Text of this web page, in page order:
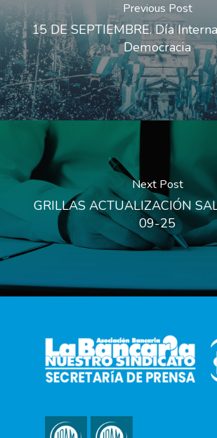
Previous Post
15 DE SEPTIEMBRE. Día
Democracia
Next Post
GRILLAS ACTUALIZACIÓN
09-25